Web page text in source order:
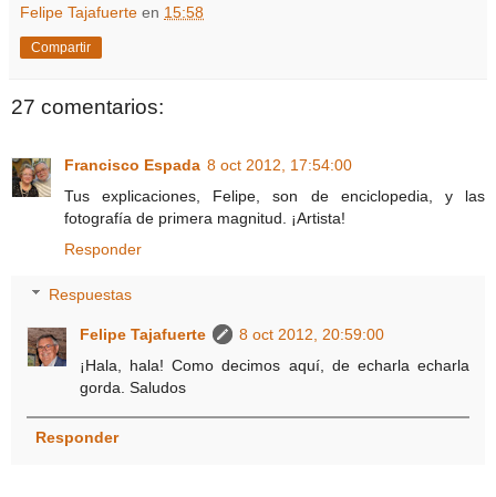
Felipe Tajafuerte en 15:58
Compartir
27 comentarios:
Francisco Espada 8 oct 2012, 17:54:00
Tus explicaciones, Felipe, son de enciclopedia, y las
fotografía de primera magnitud. ¡Artista!
Responder
Respuestas
Felipe Tajafuerte
8 oct 2012, 20:59:00
¡Hala, hala! Como decimos aquí, de echarla echarla
gorda. Saludos
Responder